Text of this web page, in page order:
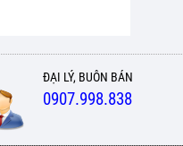
ĐẠI LÝ, BUÔN BÁN
0907.998.838